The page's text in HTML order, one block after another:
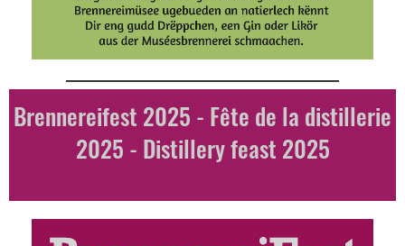
Brennereifest 2025 - Fête de la distillerie
2025 - Distillery feast 2025